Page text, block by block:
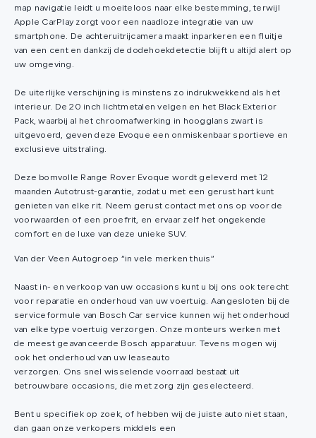
map navigatie leidt u moeiteloos naar elke bestemming, terwijl
Apple CarPlay zorgt voor een naadloze integratie van uw
smartphone. De achteruitrijcamera maakt inparkeren een fluitje
van een cent en dankzij de dodehoekdetectie blijft u altijd alert op
uw omgeving.
De uiterlijke verschijning is minstens zo indrukwekkend als het
interieur. De 20 inch lichtmetalen velgen en het Black Exterior
Pack, waarbij al het chroomafwerking in hoogglans zwart is
uitgevoerd, geven deze Evoque een onmiskenbaar sportieve en
exclusieve uitstraling.
Deze bomvolle Range Rover Evoque wordt geleverd met 12
maanden Autotrust-garantie, zodat u met een gerust hart kunt
genieten van elke rit. Neem gerust contact met ons op voor de
voorwaarden of een proefrit, en ervaar zelf het ongekende
comfort en de luxe van deze unieke SUV.
Van der Veen Autogroep “in vele merken thuis”
Naast in- en verkoop van uw occasions kunt u bij ons ook terecht
voor reparatie en onderhoud van uw voertuig. Aangesloten bij de
serviceformule van Bosch Car service kunnen wij het onderhoud
van elke type voertuig verzorgen. Onze monteurs werken met
de meest geavanceerde Bosch apparatuur. Tevens mogen wij
ook het onderhoud van uw leaseauto
verzorgen. Ons snel wisselende voorraad bestaat uit
betrouwbare occasions, die met zorg zijn geselecteerd.
Bent u specifiek op zoek, of hebben wij de juiste auto niet staan,
dan gaan onze verkopers middels een